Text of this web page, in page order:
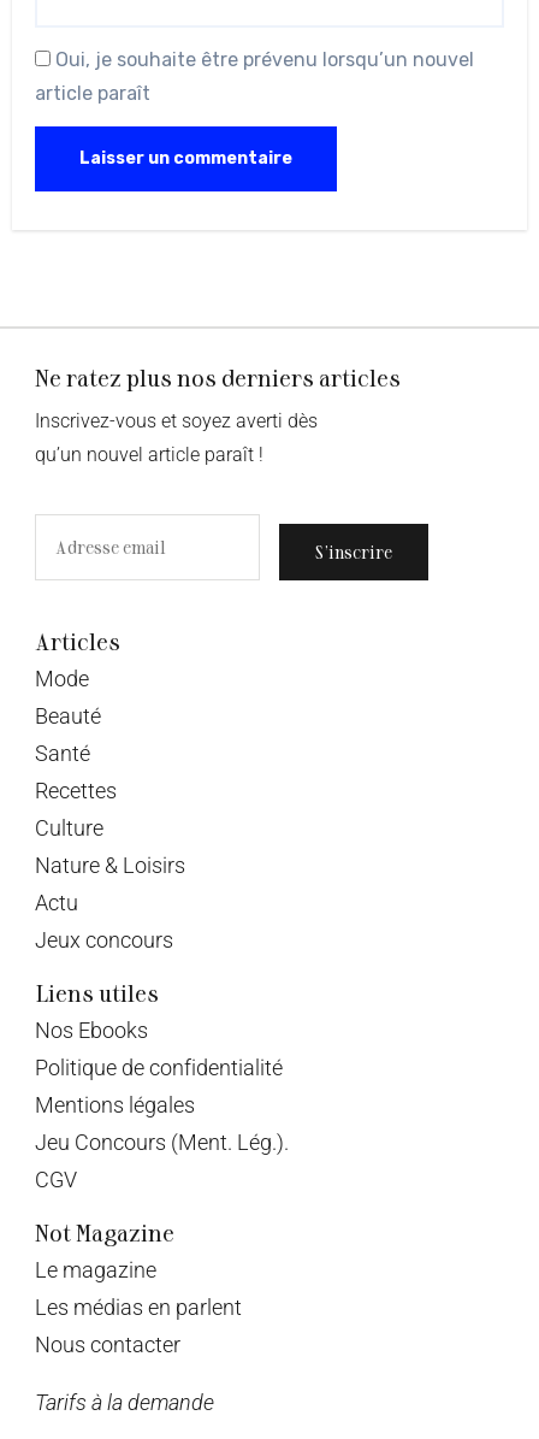
Oui, je souhaite être prévenu lorsqu’un nouvel
article paraît
Ne ratez plus nos derniers articles
Inscrivez-vous et soyez averti dès
qu’un nouvel article paraît !
S’inscrire
Articles
Mode
Beauté
Santé
Recettes
Culture
Nature & Loisirs
Actu
Jeux concours
Liens utiles
Nos Ebooks
Politique de confidentialité
Mentions légales
Jeu Concours (Ment. Lég.).
CGV
Not Magazine
Le magazine
Les médias en parlent
Nous contacter
Tarifs à la demande